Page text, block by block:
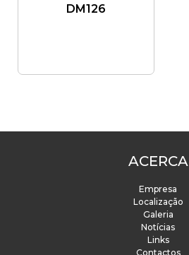
DM126
ACERCA
Empresa
Localização
Galeria
Notícias
Links
Contactos